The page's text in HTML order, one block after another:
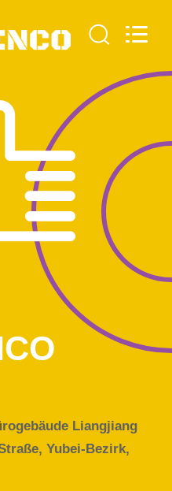
Liangjiang
Yubei-Bezirk,